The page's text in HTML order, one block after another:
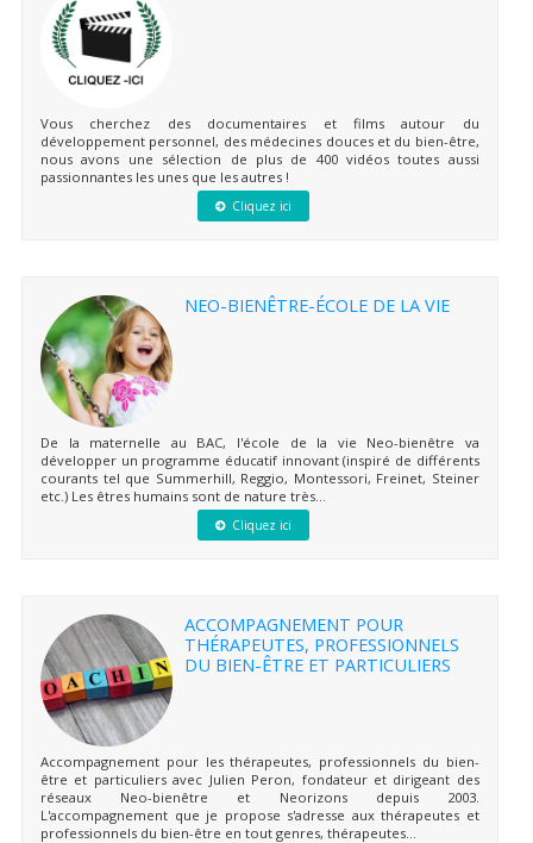
Vous cherchez des documentaires et films autour du
développement personnel, des médecines douces et du bien-être,
nous avons une sélection de plus de 400 vidéos toutes aussi
passionnantes les unes que les autres !
Cliquez ici
NEO-BIENÊTRE-ÉCOLE DE LA VIE
De la maternelle au BAC, l'école de la vie Neo-bienêtre va
développer un programme éducatif innovant (inspiré de différents
courants tel que Summerhill, Reggio, Montessori, Freinet, Steiner
etc.) Les êtres humains sont de nature très...
Cliquez ici
ACCOMPAGNEMENT POUR
THÉRAPEUTES, PROFESSIONNELS
DU BIEN-ÊTRE ET PARTICULIERS
Accompagnement pour les thérapeutes, professionnels du bien-
être et particuliers avec Julien Peron, fondateur et dirigeant des
réseaux Neo-bienêtre et Neorizons depuis 2003.
L'accompagnement que je propose s'adresse aux thérapeutes et
professionnels du bien-être en tout genres, thérapeutes...